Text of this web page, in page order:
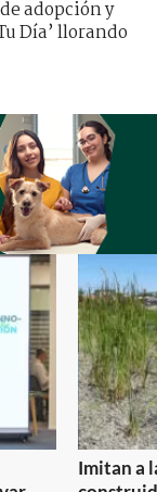
adopción y
Día’ llorando
Imitan a